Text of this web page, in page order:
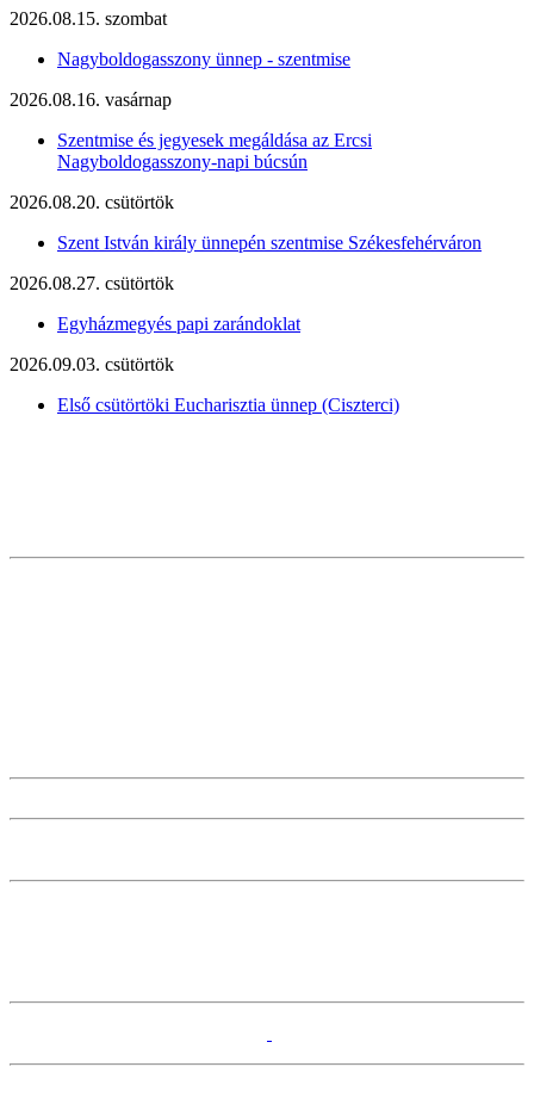
2026.08.15. szombat
Nagyboldogasszony ünnep - szentmise
2026.08.16. vasárnap
Szentmise és jegyesek megáldása az Ercsi
Nagyboldogasszony-napi búcsún
2026.08.20. csütörtök
Szent István király ünnepén szentmise Székesfehérváron
2026.08.27. csütörtök
Egyházmegyés papi zarándoklat
2026.09.03. csütörtök
Első csütörtöki Eucharisztia ünnep (Ciszterci)